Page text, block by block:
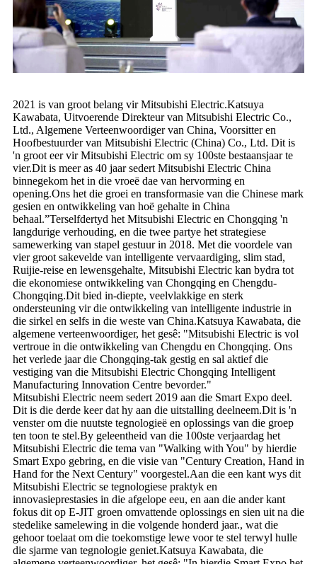
2021 is van groot belang vir Mitsubishi Electric.Katsuya
Kawabata, Uitvoerende Direkteur van Mitsubishi Electric Co.,
Ltd., Algemene Verteenwoordiger van China, Voorsitter en
Hoofbestuurder van Mitsubishi Electric (China) Co., Ltd. Dit is
'n groot eer vir Mitsubishi Electric om sy 100ste bestaansjaar te
vier.Dit is meer as 40 jaar sedert Mitsubishi Electric China
binnegekom het in die vroeë dae van hervorming en
opening.Ons het die groei en transformasie van die Chinese mark
gesien en ontwikkeling van hoë gehalte in China
behaal.”Terselfdertyd het Mitsubishi Electric en Chongqing 'n
langdurige verhouding, en die twee partye het strategiese
samewerking van stapel gestuur in 2018. Met die voordele van
vier groot sakevelde van intelligente vervaardiging, slim stad,
Ruijie-reise en lewensgehalte, Mitsubishi Electric kan bydra tot
die ekonomiese ontwikkeling van Chongqing en Chengdu-
Chongqing.Dit bied in-diepte, veelvlakkige en sterk
ondersteuning vir die ontwikkeling van intelligente industrie in
die sirkel en selfs in die weste van China.Katsuya Kawabata, die
algemene verteenwoordiger, het gesê: "Mitsubishi Electric is vol
vertroue in die ontwikkeling van Chengdu en Chongqing. Ons
het verlede jaar die Chongqing-tak gestig en sal aktief die
vestiging van die Mitsubishi Electric Chongqing Intelligent
Manufacturing Innovation Centre bevorder."
Mitsubishi Electric neem sedert 2019 aan die Smart Expo deel.
Dit is die derde keer dat hy aan die uitstalling deelneem.Dit is 'n
venster om die nuutste tegnologieë en oplossings van die groep
ten toon te stel.By geleentheid van die 100ste verjaardag het
Mitsubishi Electric die tema van "Walking with You" by hierdie
Smart Expo gebring, en die visie van "Century Creation, Hand in
Hand for the Next Century" voorgestel.Aan die een kant wys dit
Mitsubishi Electric se tegnologiese praktyk en
innovasieprestasies in die afgelope eeu, en aan die ander kant
fokus dit op E-JIT groen omvattende oplossings en sien uit na die
stedelike samelewing in die volgende honderd jaar., wat die
gehoor toelaat om die toekomstige lewe voor te stel terwyl hulle
die sjarme van tegnologie geniet.Katsuya Kawabata, die